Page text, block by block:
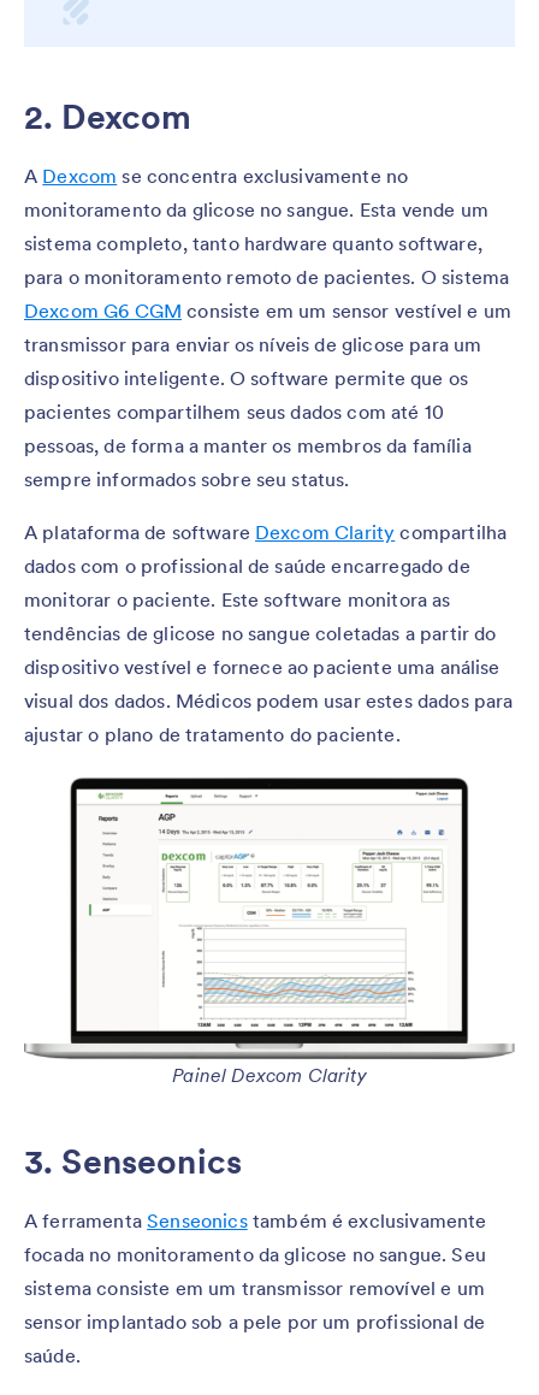
2. Dexcom
A Dexcom se concentra exclusivamente no
monitoramento da glicose no sangue. Esta vende um
sistema completo, tanto hardware quanto software,
para o monitoramento remoto de pacientes. O sistema
Dexcom G6 CGM consiste em um sensor vestível e um
transmissor para enviar os níveis de glicose para um
dispositivo inteligente. O software permite que os
pacientes compartilhem seus dados com até 10
pessoas, de forma a manter os membros da família
sempre informados sobre seu status.
A plataforma de software Dexcom Clarity compartilha
dados com o profissional de saúde encarregado de
monitorar o paciente. Este software monitora as
tendências de glicose no sangue coletadas a partir do
dispositivo vestível e fornece ao paciente uma análise
visual dos dados. Médicos podem usar estes dados para
ajustar o plano de tratamento do paciente.
Painel Dexcom Clarity
3. Senseonics
A ferramentaSenseonicstambém é exclusivamente
focada no monitoramento da glicose no sangue. Seu
sistema consiste em um transmissor removível e um
sensor implantado sob a pele por um profissional de
saúde.